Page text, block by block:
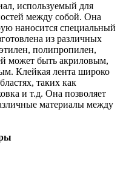
используемый для
между собой. Она
наносится специальный
из различных
полипропилен,
может быть акриловым,
Клейкая лента широко
таких как
и т.д. Она позволяет
материалы между